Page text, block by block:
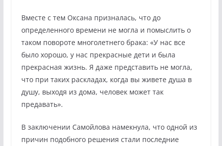
Вместе с тем Оксана призналась, что до
определенного времени не могла и помыслить о
таком повороте многолетнего брака: «У нас все
было хорошо, у нас прекрасные дети и была
прекрасная жизнь. Я даже представить не могла,
что при таких раскладах, когда вы живете душа в
душу, выходя из дома, человек может так
предавать».
В заключении Самойлова намекнула, что одной из
причин подобного решения стали последние